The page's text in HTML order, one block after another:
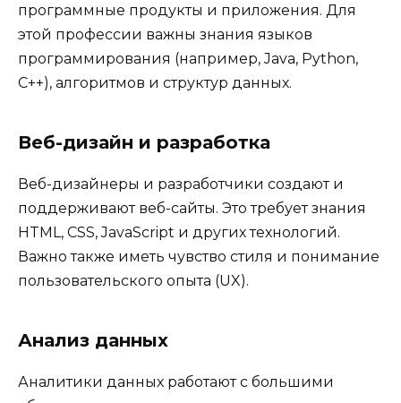
программные продукты и приложения. Для
этой профессии важны знания языков
программирования (например, Java, Python,
C++), алгоритмов и структур данных.
Веб-дизайн и разработка
Веб-дизайнеры и разработчики создают и
поддерживают веб-сайты. Это требует знания
HTML, CSS, JavaScript и других технологий.
Важно также иметь чувство стиля и понимание
пользовательского опыта (UX).
Анализ данных
Аналитики данных работают с большими